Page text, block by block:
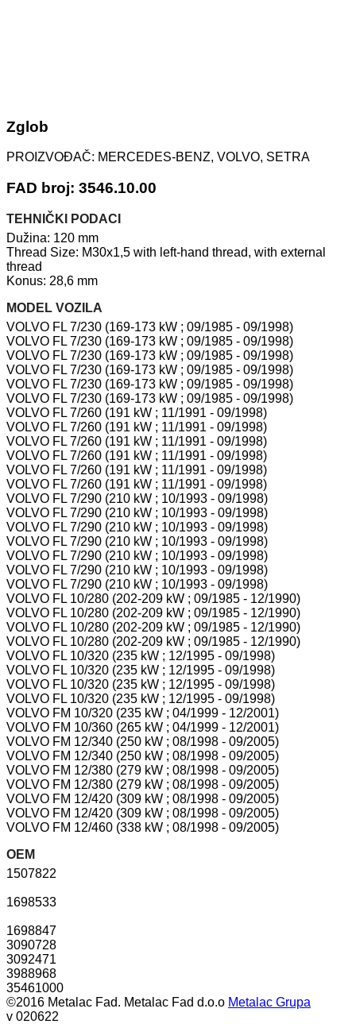
Zglob
PROIZVOĐAČ: MERCEDES-BENZ, VOLVO, SETRA
FAD broj: 3546.10.00
TEHNIČKI PODACI
Dužina: 120 mm
Thread Size: M30x1,5 with left-hand thread, with external
thread
Konus: 28,6 mm
MODEL VOZILA
VOLVO FL 7/230 (169-173 kW ; 09/1985 - 09/1998)
VOLVO FL 7/230 (169-173 kW ; 09/1985 - 09/1998)
VOLVO FL 7/230 (169-173 kW ; 09/1985 - 09/1998)
VOLVO FL 7/230 (169-173 kW ; 09/1985 - 09/1998)
VOLVO FL 7/230 (169-173 kW ; 09/1985 - 09/1998)
VOLVO FL 7/230 (169-173 kW ; 09/1985 - 09/1998)
VOLVO FL 7/260 (191 kW ; 11/1991 - 09/1998)
VOLVO FL 7/260 (191 kW ; 11/1991 - 09/1998)
VOLVO FL 7/260 (191 kW ; 11/1991 - 09/1998)
VOLVO FL 7/260 (191 kW ; 11/1991 - 09/1998)
VOLVO FL 7/260 (191 kW ; 11/1991 - 09/1998)
VOLVO FL 7/260 (191 kW ; 11/1991 - 09/1998)
VOLVO FL 7/290 (210 kW ; 10/1993 - 09/1998)
VOLVO FL 7/290 (210 kW ; 10/1993 - 09/1998)
VOLVO FL 7/290 (210 kW ; 10/1993 - 09/1998)
VOLVO FL 7/290 (210 kW ; 10/1993 - 09/1998)
VOLVO FL 7/290 (210 kW ; 10/1993 - 09/1998)
VOLVO FL 7/290 (210 kW ; 10/1993 - 09/1998)
VOLVO FL 7/290 (210 kW ; 10/1993 - 09/1998)
VOLVO FL 10/280 (202-209 kW ; 09/1985 - 12/1990)
VOLVO FL 10/280 (202-209 kW ; 09/1985 - 12/1990)
VOLVO FL 10/280 (202-209 kW ; 09/1985 - 12/1990)
VOLVO FL 10/280 (202-209 kW ; 09/1985 - 12/1990)
VOLVO FL 10/320 (235 kW ; 12/1995 - 09/1998)
VOLVO FL 10/320 (235 kW ; 12/1995 - 09/1998)
VOLVO FL 10/320 (235 kW ; 12/1995 - 09/1998)
VOLVO FL 10/320 (235 kW ; 12/1995 - 09/1998)
VOLVO FM 10/320 (235 kW ; 04/1999 - 12/2001)
VOLVO FM 10/360 (265 kW ; 04/1999 - 12/2001)
VOLVO FM 12/340 (250 kW ; 08/1998 - 09/2005)
VOLVO FM 12/340 (250 kW ; 08/1998 - 09/2005)
VOLVO FM 12/380 (279 kW ; 08/1998 - 09/2005)
VOLVO FM 12/380 (279 kW ; 08/1998 - 09/2005)
VOLVO FM 12/420 (309 kW ; 08/1998 - 09/2005)
VOLVO FM 12/420 (309 kW ; 08/1998 - 09/2005)
VOLVO FM 12/460 (338 kW ; 08/1998 - 09/2005)
OEM
1507822
1698533
1698847
3090728
3092471
3988968
35461000
©2016 Metalac Fad. Metalac Fad d.o.o Metalac Grupa
v 020622